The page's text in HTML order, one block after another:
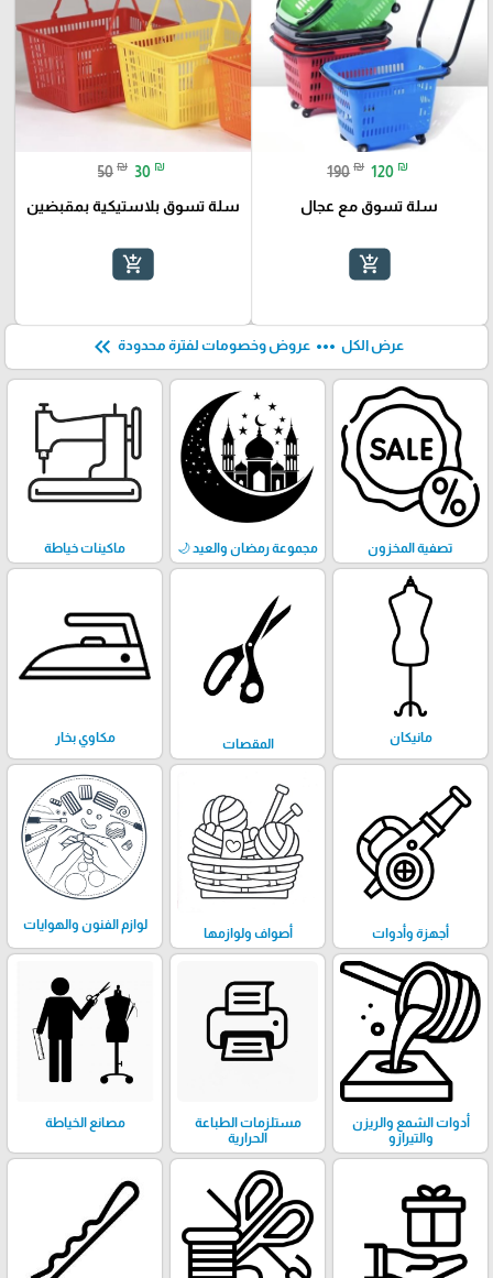
190 ₪ 120 ₪
سلة تسوق مع عجال
add_shopping_cart
50 ₪ 30 ₪
سلة تسوق بلاستيكية بمقبضين
add_shopping_cart
عرض الكل more_horiz عروض وخصومات لفترة محدودة keyboard_double_arrow_left
تصفية المخزون مجموعة رمضان والعيد 🌙 ماكينات خياطة
مانيكان المقصات مكاوي بخار
أجهزة وأدوات أصواف ولوازمها
لوازم الفنون والهوايات
أدوات الشمع والريزن
والتيرازو
مستلزمات الطباعة
الحرارية
مصانع الخياطة